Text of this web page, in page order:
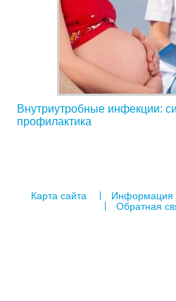
Внутриутробные инфекции:
профилактика
Карта сайта
Информация
Обратная